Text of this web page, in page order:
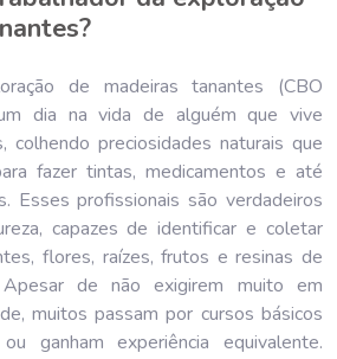
de madeiras tanantes (CBO
dia na vida de alguém que vive
colhendo preciosidades naturais que
fazer tintas, medicamentos e até
Esses profissionais são verdadeiros
capazes de identificar e coletar
flores, raízes, frutos e resinas de
de não exigirem muito em
muitos passam por cursos básicos
ganham experiência equivalente.